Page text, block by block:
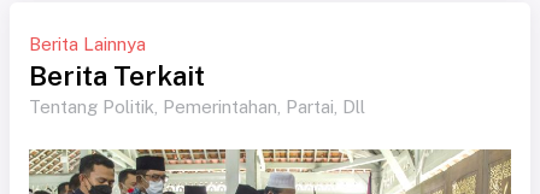
Berita Lainnya
Berita Terkait
Tentang Politik, Pemerintahan, Partai, Dll